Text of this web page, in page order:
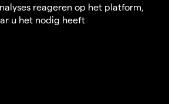
reageren op het platform,
u het nodig heeft